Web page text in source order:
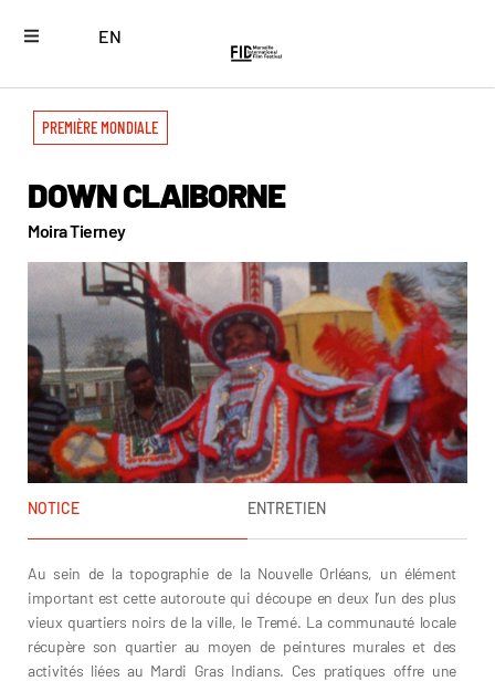
EN
PREMIÈRE MONDIALE
DOWN CLAIBORNE
Moira Tierney
NOTICE ENTRETIEN
Au sein de la topographie de la Nouvelle Orléans, un élément
important est cette autoroute qui découpe en deux l’un des plus
vieux quartiers noirs de la ville, le Tremé. La communauté locale
récupère son quartier au moyen de peintures murales et des
activités liées au Mardi Gras Indians. Ces pratiques offre une